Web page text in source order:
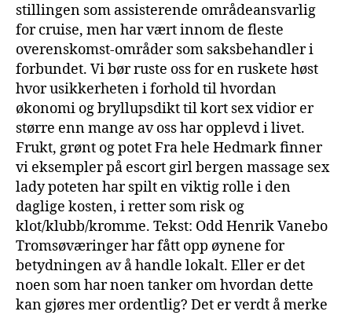
stillingen som assisterende områdeansvarlig
for cruise, men har vært innom de fleste
overenskomst-områder som saksbehandler i
forbundet. Vi bør ruste oss for en ruskete høst
hvor usikkerheten i forhold til hvordan
økonomi og bryllupsdikt til kort sex vidior er
større enn mange av oss har opplevd i livet.
Frukt, grønt og potet Fra hele Hedmark finner
vi eksempler på escort girl bergen massage sex
lady poteten har spilt en viktig rolle i den
daglige kosten, i retter som risk og
klot/klubb/kromme. Tekst: Odd Henrik Vanebo
Tromsøværinger har fått opp øynene for
betydningen av å handle lokalt. Eller er det
noen som har noen tanker om hvordan dette
kan gjøres mer ordentlig? Det er verdt å merke